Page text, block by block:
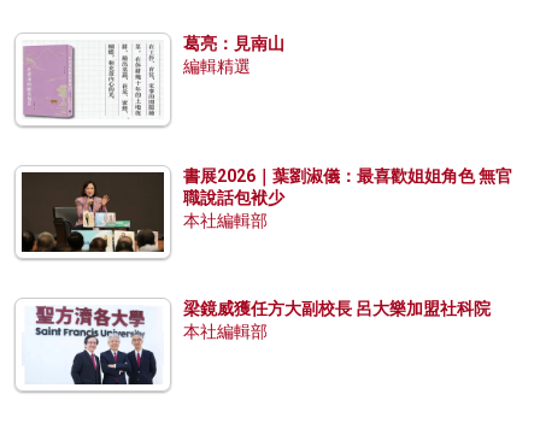
葛亮：見南山
編輯精選
書展2026｜葉劉淑儀：最喜歡姐姐角色 無官
職說話包袱少
本社編輯部
梁鏡威獲任方大副校長 呂大樂加盟社科院
本社編輯部